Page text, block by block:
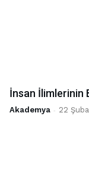
İnsan İlimlerinin
Akademya - 22